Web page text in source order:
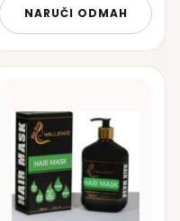
NARUČI ODMAH